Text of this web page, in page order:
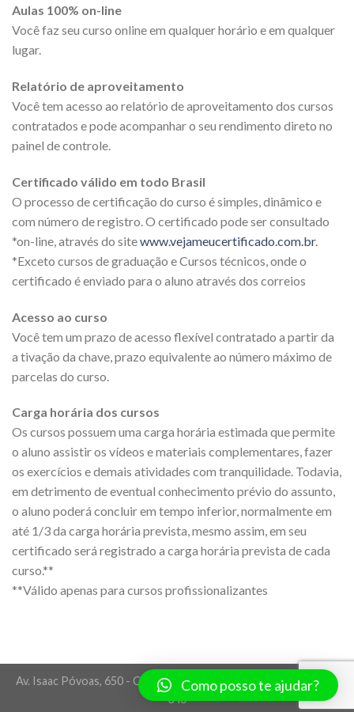
Aulas 100% on-line
Você faz seu curso online em qualquer horário e em qualquer
lugar.
Relatório de aproveitamento
Você tem acesso ao relatório de aproveitamento dos cursos
contratados e pode acompanhar o seu rendimento direto no
painel de controle.
Certificado válido em todo Brasil
O processo de certificação do curso é simples, dinâmico e
com número de registro. O certificado pode ser consultado
*on-line, através do sitewww.vejameucertificado.com.br.
*Exceto cursos de graduação e Cursos técnicos, onde o
certificado é enviado para o aluno através dos correios
Acesso ao curso
Você tem um prazo de acesso flexível contratado a partir da
a tivação da chave, prazo equivalente ao número máximo de
parcelas do curso.
Carga horária dos cursos
Os cursos possuem uma carga horária estimada que permite
o aluno assistir os vídeos e materiais complementares, fazer
os exercícios e demais atividades com tranquilidade. Todavia,
em detrimento de eventual conhecimento prévio do assunto,
o aluno poderá concluir em tempo inferior, normalmente em
até 1/3 da carga horária prevista, mesmo assim, em seu
certificado será registrado a carga horária prevista de cada
curso.**
**Válido apenas para cursos profissionalizantes
Av. Isaac Póvoas, 650 - Centro Norte - Cuiabá/MT - CEP 78005-
340
Como posso te ajudar?